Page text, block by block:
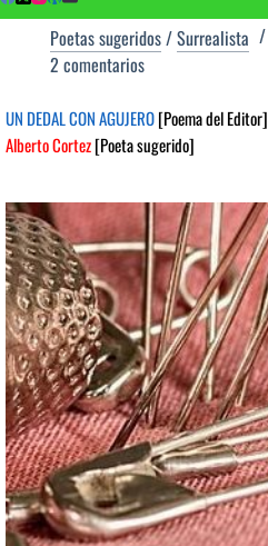
Poetas sugeridos/Surrealista
2 comentarios
UN DEDAL CON AGUJERO[Poema del Editor]
Alberto Cortez[Poeta sugerido]